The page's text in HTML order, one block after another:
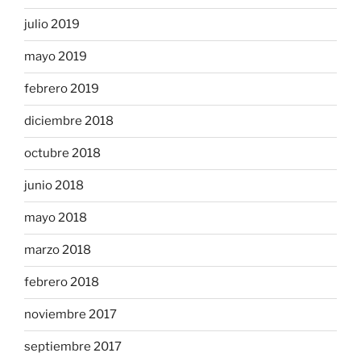
julio 2019
mayo 2019
febrero 2019
diciembre 2018
octubre 2018
junio 2018
mayo 2018
marzo 2018
febrero 2018
noviembre 2017
septiembre 2017